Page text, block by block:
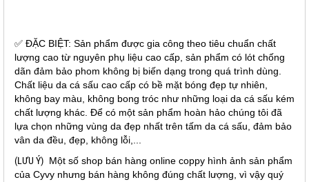
✅ ĐẶC BIỆT: Sản phẩm được gia công theo tiêu chuẩn chất
lượng cao từ nguyên phụ liệu cao cấp, sản phẩm có lót chống
dãn đảm bảo phom không bị biến dạng trong quá trình dùng.
Chất liệu da cá sấu cao cấp có bề mặt bóng đẹp tự nhiên,
không bay màu, không bong tróc như những loại da cá sấu kém
chất lượng khác. Để có một sản phẩm hoàn hảo chúng tôi đã
lựa chọn những vùng da đẹp nhất trên tấm da cá sấu, đảm bảo
vân da đều, đẹp, không lỗi,...
(LƯU Ý) Một số shop bán hàng online coppy hình ảnh sản phẩm
của Cyvy nhưng bán hàng không đúng chất lượng, vì vậy quý